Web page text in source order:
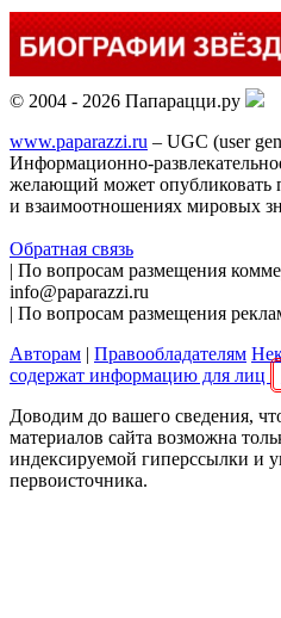
© 2004 - 2026 Папарацци.ру
www.paparazzi.ru – UGC (user
Информационно-
желающий может опубликовать
и взаимоотношениях мировых
Обратная связь
| По вопросам размещения
info@paparazzi.ru
| По вопросам размещения
Авторам | Правообладателям
содержат информацию для лиц
Доводим до вашего сведения,
материалов сайта возможна
индексируемой гиперссылки и
первоисточника.